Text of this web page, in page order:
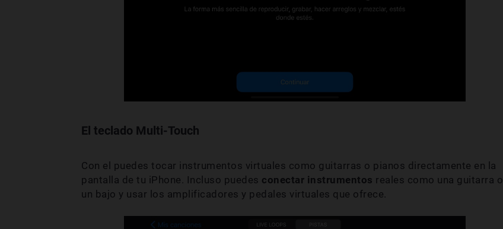
El teclado Multi-Touch
Con el puedes tocar instrumentos virtuales como guitarras o pianos directamente en la
pantalla de tu iPhone. Incluso puedes conectar instrumentos reales como una guitarra o
un bajo y usar los amplificadores y pedales virtuales que ofrece.